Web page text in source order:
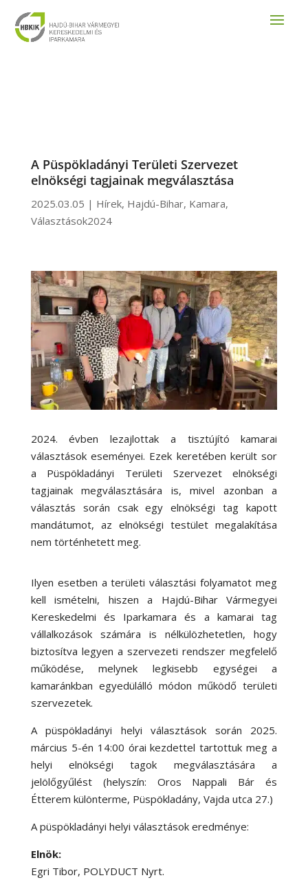
A Püspökladányi Területi Szervezet
elnökségi tagjainak megválasztása
2025.03.05 | Hírek, Hajdú-Bihar, Kamara,
Választások2024
2024. évben lezajlottak a tisztújító kamarai
választások eseményei. Ezek keretében került sor
a Püspökladányi Területi Szervezet elnökségi
tagjainak megválasztására is, mivel azonban a
választás során csak egy elnökségi tag kapott
mandátumot, az elnökségi testület megalakítása
nem történhetett meg.
Ilyen esetben a területi választási folyamatot meg
kell ismételni, hiszen a Hajdú-Bihar Vármegyei
Kereskedelmi és Iparkamara és a kamarai tag
vállalkozások számára is nélkülözhetetlen, hogy
biztosítva legyen a szervezeti rendszer megfelelő
működése, melynek legkisebb egységei a
kamaránkban egyedülálló módon működő területi
szervezetek.
A püspökladányi helyi választások során 2025.
március 5-én 14:00 órai kezdettel tartottuk meg a
helyi elnökségi tagok megválasztására a
jelölőgyűlést (helyszín: Oros Nappali Bár és
Étterem különterme, Püspökladány, Vajda utca 27.)
A püspökladányi helyi választások eredménye:
Elnök:
Egri Tibor, POLYDUCT Nyrt.